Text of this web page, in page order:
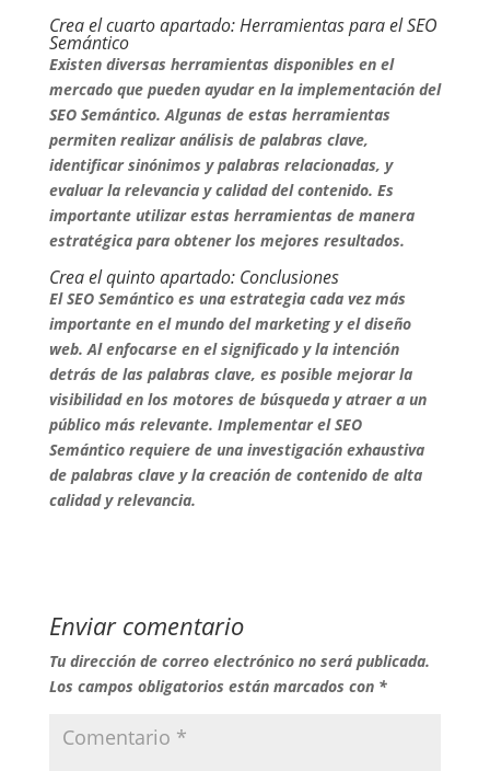
Crea el cuarto apartado: Herramientas para el SEO
Semántico
Existen diversas herramientas disponibles en el
mercado que pueden ayudar en la implementación del
SEO Semántico. Algunas de estas herramientas
permiten realizar análisis de palabras clave,
identificar sinónimos y palabras relacionadas, y
evaluar la relevancia y calidad del contenido. Es
importante utilizar estas herramientas de manera
estratégica para obtener los mejores resultados.
Crea el quinto apartado: Conclusiones
El SEO Semántico es una estrategia cada vez más
importante en el mundo del marketing y el diseño
web. Al enfocarse en el significado y la intención
detrás de las palabras clave, es posible mejorar la
visibilidad en los motores de búsqueda y atraer a un
público más relevante. Implementar el SEO
Semántico requiere de una investigación exhaustiva
de palabras clave y la creación de contenido de alta
calidad y relevancia.
Enviar comentario
Tu dirección de correo electrónico no será publicada.
Los campos obligatorios están marcados con *